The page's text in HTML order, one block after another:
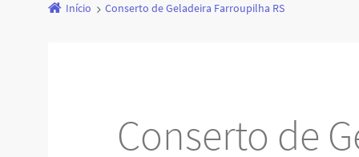
Início Conserto de Geladeira Farroupilha RS
Conserto de